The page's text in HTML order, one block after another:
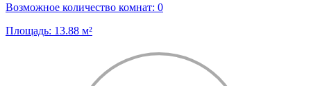
Возможное количество комнат: 0
Площадь: 13.88 м²